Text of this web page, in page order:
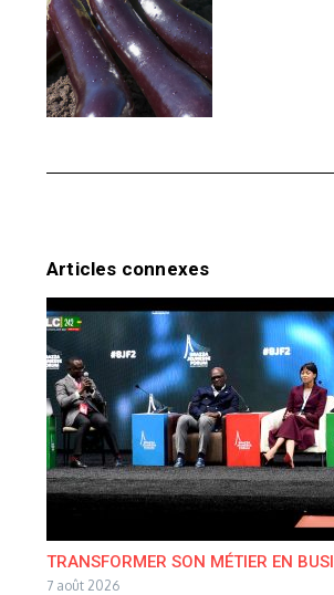
Articles connexes
TRANSFORMER SON MÉTIER EN
7 août 2026